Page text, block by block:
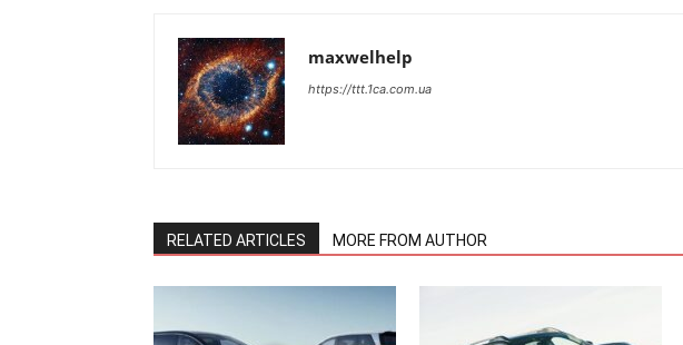
maxwelhelp
https://ttt.1ca.com.ua
RELATED ARTICLES MORE FROM AUTHOR